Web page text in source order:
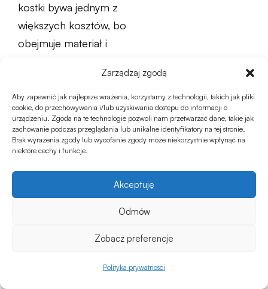
Zarządzaj zgodą
Aby zapewnić jak najlepsze wrażenia, korzystamy z technologii, takich jak pliki
cookie, do przechowywania i/lub uzyskiwania dostępu do informacji o
urządzeniu. Zgoda na te technologie pozwoli nam przetwarzać dane, takie jak
zachowanie podczas przeglądania lub unikalne identyfikatory na tej stronie.
Brak wyrażenia zgody lub wycofanie zgody może niekorzystnie wpłynąć na
niektóre cechy i funkcje.
Akceptuję
Odmów
Zobacz preferencje
Polityka prywatności
kostki bywa jednym z
większych kosztów, bo
obejmuje materiał i
rozłożone na
kilkanaście sezonów
wychodzi taniej niż
komplet wymieniany co
rok.
Najczęściej